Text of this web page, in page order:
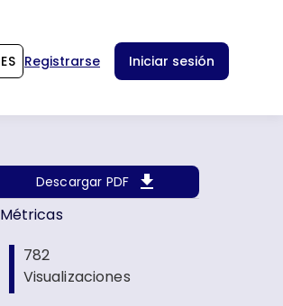
ES Registrarse Iniciar sesión
Descargar PDF
Métricas
782
Visualizaciones